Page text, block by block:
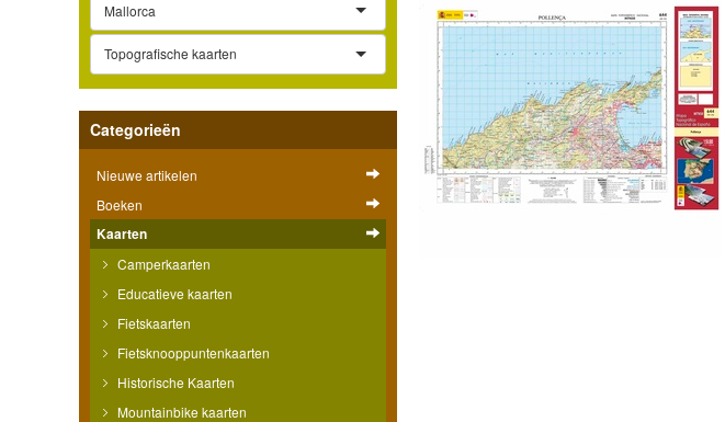
Mallorca
Topografische kaarten
Categorieën
Nieuwe artikelen
Boeken
Kaarten
Camperkaarten
Educatieve kaarten
Fietskaarten
Fietsknooppuntenkaarten
Historische Kaarten
Mountainbike kaarten